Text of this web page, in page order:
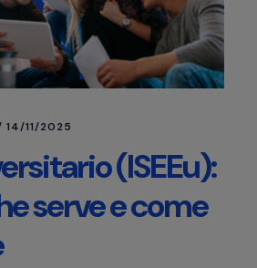
14/11/2025
(ISEEu):
serve e come